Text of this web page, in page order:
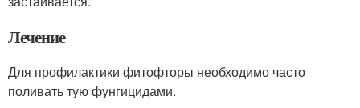
Лечение
Для профилактики фитофторы необходимо часто
поливать тую фунгицидами.